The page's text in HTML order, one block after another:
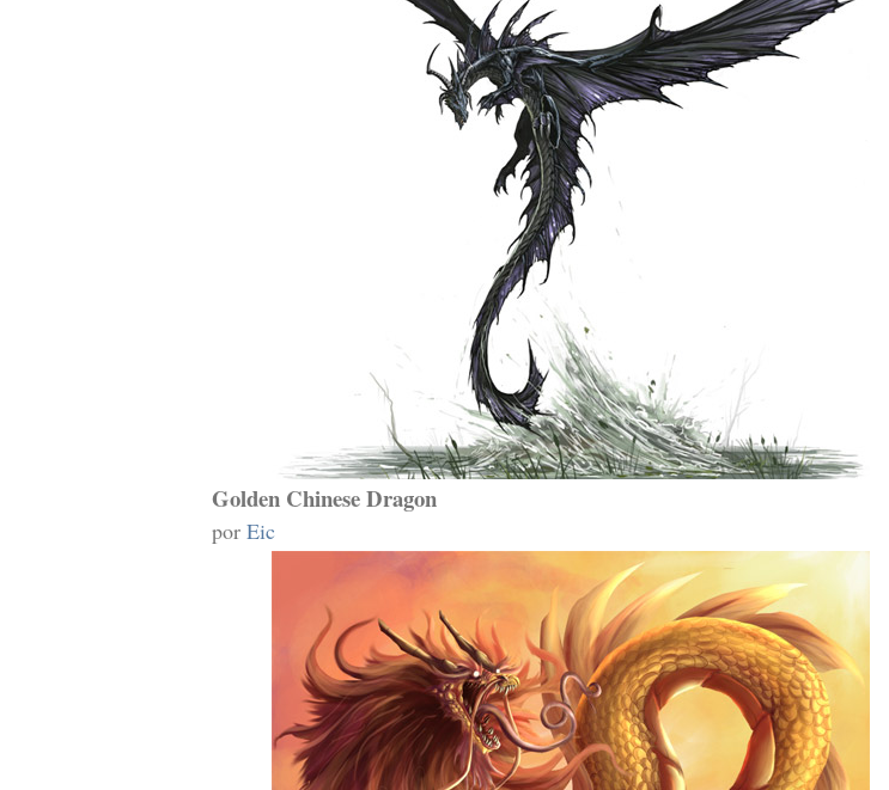
Golden Chinese Dragon
por Eic